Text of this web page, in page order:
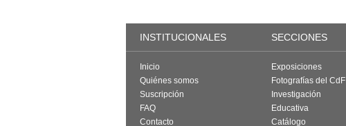
INSTITUCIONALES SECCIONES
Inicio
Quiénes somos
Suscripción
FAQ
Contacto
Exposiciones
Fotografías del CdF
Investigación
Educativa
Catálogo